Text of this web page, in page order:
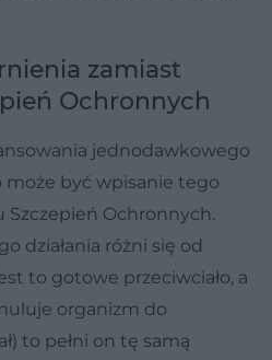
zamiast
Ochronnych
jednodawkowego
być wpisanie tego
Ochronnych.
działania różni się od
to gotowe przeciwciało, a
organizm do
to pełni on tę samą